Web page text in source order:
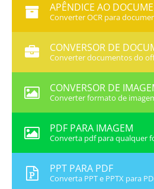
APÊNDICE AO
Converter OCR para
CONVERSOR DE
Converter documentos do
CONVERSOR DE
Converter formato de
PDF PARA IMAGEM
Converta pdf para qualquer
PPT PARA PDF
Converta PPT e PPTX para